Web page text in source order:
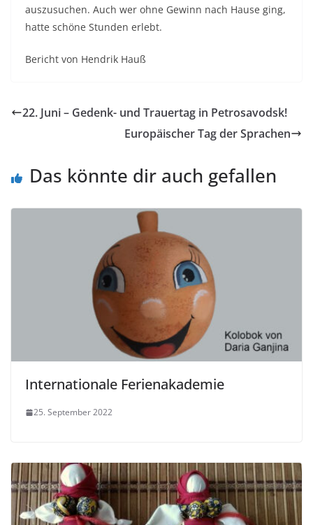
auszusuchen. Auch wer ohne Gewinn nach Hause ging,
hatte schöne Stunden erlebt.
Bericht von Hendrik Hauß
22. Juni – Gedenk- und Trauertag in Petrosavodsk!
Europäischer Tag der Sprachen
Das könnte dir auch gefallen
Internationale Ferienakademie
25. September 2022